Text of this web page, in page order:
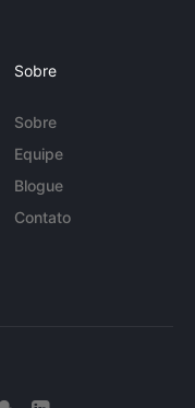
Sobre
Sobre
Equipe
Blogue
Contato